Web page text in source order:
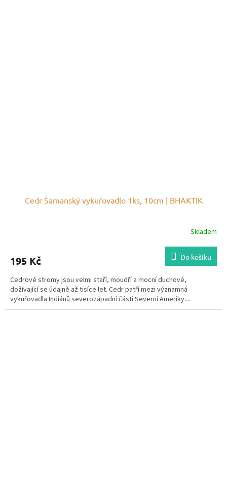
Cedr Šamanský vykuřovadlo 1ks, 10cm | BHAKTIK
Skladem
195 Kč Do košíku
Cedrové stromy jsou velmi staří, moudří a mocní duchové,
dožívající se údajně až tisíce let. Cedr patří mezi významná
vykuřovadla Indiánů severozápadní části Severní Ameriky....